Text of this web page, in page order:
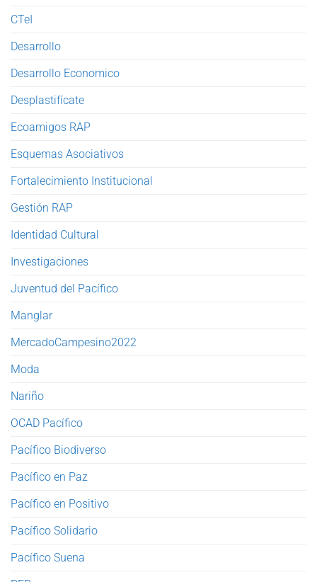
CTeI
Desarrollo
Desarrollo Economico
Desplastifícate
Ecoamigos RAP
Esquemas Asociativos
Fortalecimiento Institucional
Gestión RAP
Identidad Cultural
Investigaciones
Juventud del Pacífico
Manglar
MercadoCampesino2022
Moda
Nariño
OCAD Pacífico
Pacífico Biodiverso
Pacífico en Paz
Pacífico en Positivo
Pacífico Solidario
Pacífico Suena